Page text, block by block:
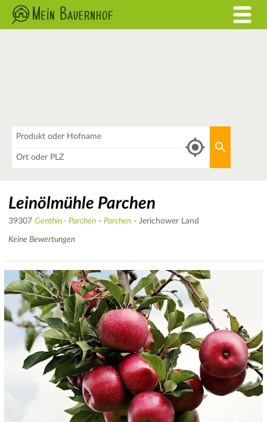
Leinölmühle Parchen
39307 Genthin - Parchen - Parchen - Jerichower Land
Keine Bewertungen